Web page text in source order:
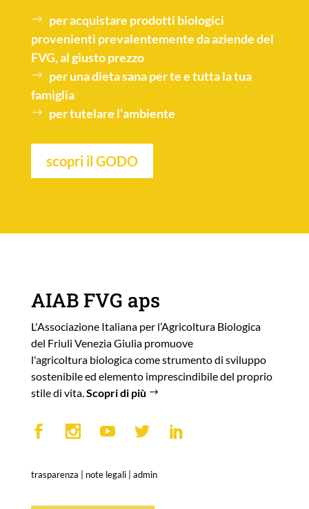
per acquistare prodotti biologici
provenienti prevalentemente da aziende del
FVG, al giusto prezzo
per unadieta sanaper te e tutta la tua
famiglia
per tutelare l’ambiente
scopri il GODO
AIAB FVG aps
L'Associazione Italiana per l’Agricoltura Biologica
del Friuli Venezia Giulia promuove
l'agricoltura biologica come strumento di sviluppo
sostenibile ed elemento imprescindibile del proprio
stile di vita. Scopri di più
trasparenza note legali| admin